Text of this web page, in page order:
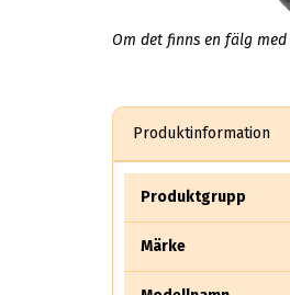
Om det finns en fälg
Produktinformation
Produktgrupp
Märke